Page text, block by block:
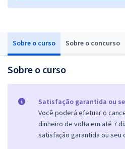
Sobre o curso Sobre o concurso
Sobre o curso
Satisfação garantida ou
Você poderá efetuar o
dinheiro de volta em até 7
satisfação garantida ou seu